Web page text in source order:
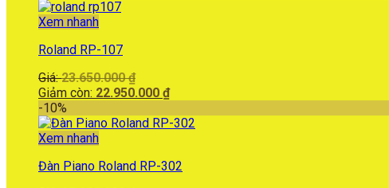
Xem nhanh
Roland RP-107
Giá:23.650.000₫
gốc
23.650.000 ₫.
Giảm còn: 22.950.000 ₫Giá
tại
-10%
Xem nhanh
Đàn Piano Roland RP-302